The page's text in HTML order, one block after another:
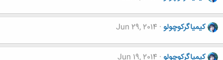
کیمیاگرکوچولو Jun 29, 2014
کیمیاگرکوچولو Jun 19, 2014